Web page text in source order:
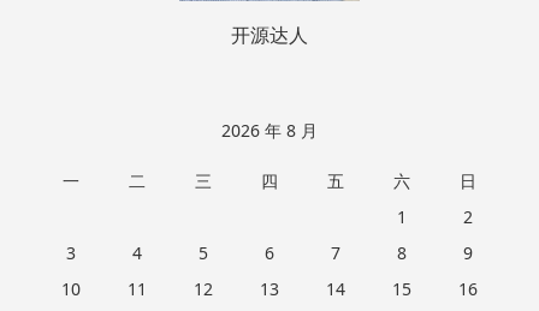
开源达人
2026 年 8 月
一 二 三 四 五 六
日
1
2
3
4 5 6 7 8
9
10
11 12 13 14 15
16